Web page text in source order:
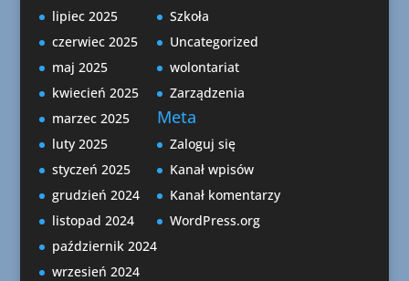
lipiec 2025
czerwiec 2025
maj 2025
kwiecień 2025
marzec 2025
luty 2025
styczeń 2025
grudzień 2024
listopad 2024
październik 2024
wrzesień 2024
Szkoła
Uncategorized
wolontariat
Zarządzenia
Meta
Zaloguj się
Kanał wpisów
Kanał komentarzy
WordPress.org